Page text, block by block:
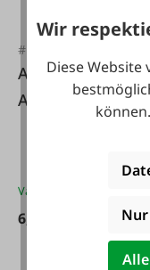
#130557
ADAPT MaxiFlex
Varianten ab
6,95 €*
Wir
Diese Website